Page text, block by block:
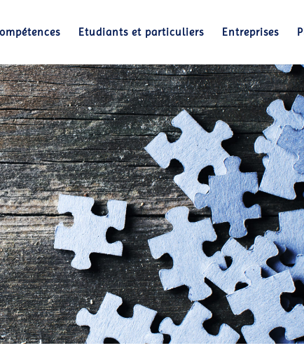
Etudiants et particuliers Entreprises